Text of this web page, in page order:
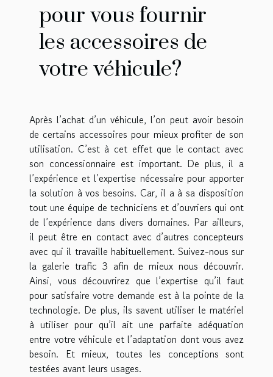
pour vous fournir
les accessoires de
votre véhicule?
Après l’achat d’un véhicule, l’on peut avoir besoin
de certains accessoires pour mieux profiter de son
utilisation. C’est à cet effet que le contact avec
son concessionnaire est important. De plus, il a
l’expérience et l’expertise nécessaire pour apporter
la solution à vos besoins. Car, il a à sa disposition
tout une équipe de techniciens et d’ouvriers qui ont
de l’expérience dans divers domaines. Par ailleurs,
il peut être en contact avec d’autres concepteurs
avec qui il travaille habituellement. Suivez-nous sur
la galerie trafic 3 afin de mieux nous découvrir.
Ainsi, vous découvrirez que l’expertise qu’il faut
pour satisfaire votre demande est à la pointe de la
technologie. De plus, ils savent utiliser le matériel
à utiliser pour qu’il ait une parfaite adéquation
entre votre véhicule et l’adaptation dont vous avez
besoin. Et mieux, toutes les conceptions sont
testées avant leurs usages.